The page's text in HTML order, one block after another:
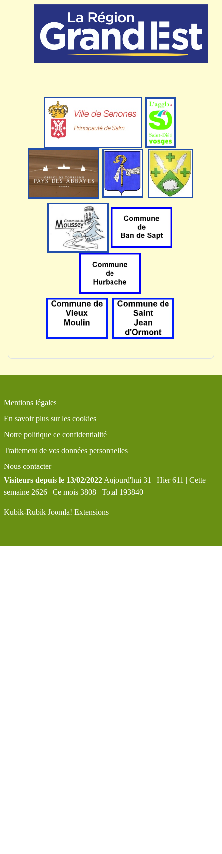
Mentions légales
En savoir plus sur les cookies
Notre politique de confidentialité
Traitement de vos données personnelles
Nous contacter
Visiteurs depuis le 13/02/2022 Aujourd'hui 31 | Hier 611 | Cette
semaine 2626 | Ce mois 3808 | Total 193840
Kubik-Rubik Joomla! Extensions